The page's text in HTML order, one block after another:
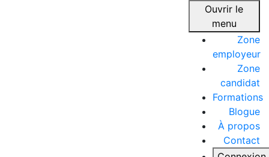
Ouvrir le
menu
Zone
employeur
Zone
candidat
Formations
Blogue
À propos
Contact